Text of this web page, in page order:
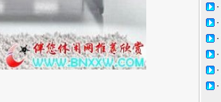
·
·
·
·
·
·